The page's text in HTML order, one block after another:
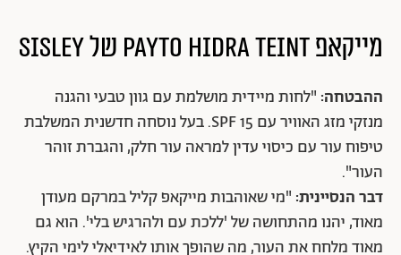
מייקאפ PAYTO HIDRA TEINT של SISLEY
ההבטחה: "לחות מיידית מושלמת עם גוון טבעי והגנה
מנזקי מזג האוויר עם 15 SPF. בעל נוסחה חדשנית המשלבת
טיפוח עור עם כיסוי עדין למראה עור חלק, והגברת זוהר
העור".
דבר הנסיינית: "מי שאוהבות מייקאפ קליל במרקם מעודן
מאוד, יהנו מהתחושה של 'ללכת עם ולהרגיש בלי'. הוא גם
מאוד מלחח את העור, מה שהופך אותו לאידיאלי לימי הקיץ.